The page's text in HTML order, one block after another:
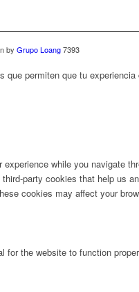
by Grupo Loang7393
que permiten que tu
while you navigate
party cookies that help us
cookies may affect your
for the website to function